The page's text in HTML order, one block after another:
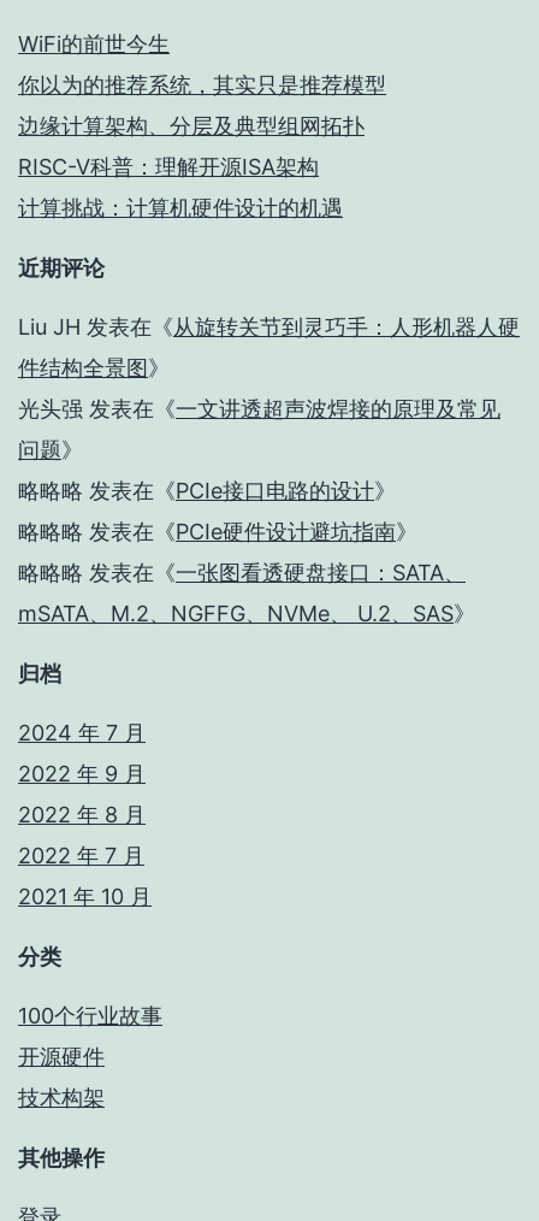
WiFi的前世今生
你以为的推荐系统，其实只是推荐模型
边缘计算架构、分层及典型组网拓扑
RISC-V科普：理解开源ISA架构
计算挑战：计算机硬件设计的机遇
近期评论
Liu JH 发表在《从旋转关节到灵巧手：人形机器人硬
件结构全景图》
光头强 发表在《一文讲透超声波焊接的原理及常见
问题》
略略略 发表在《PCIe接口电路的设计》
略略略 发表在《PCIe硬件设计避坑指南》
略略略 发表在《一张图看透硬盘接口：SATA、
mSATA、M.2、NGFFG、NVMe、 U.2、SAS》
归档
2024 年 7 月
2022 年 9 月
2022 年 8 月
2022 年 7 月
2021 年 10 月
分类
100个行业故事
开源硬件
技术构架
其他操作